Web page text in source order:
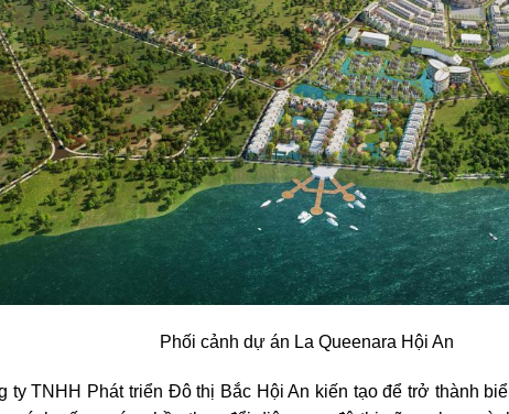
Phối cảnh dự án La Queenara Hội An
TNHH Phát triển Đô thị Bắc Hội An kiến tạo để trở thành